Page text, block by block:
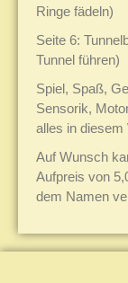
Ringe fädeln)
Seite 6:
Tunnel führen)
Spiel, Spaß,
Sensorik,
alles in diesem
Auf Wunsch
Aufpreis von
dem Namen